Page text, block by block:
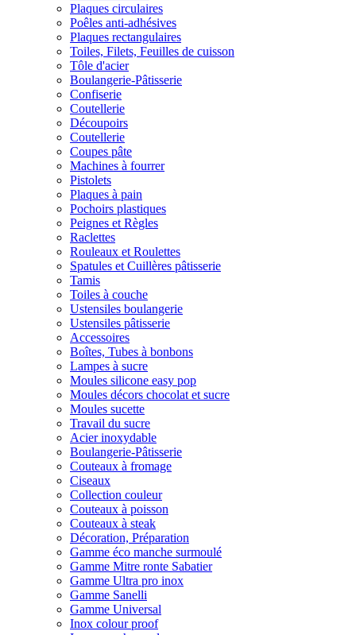
Plaques circulaires
Poêles anti-adhésives
Plaques rectangulaires
Toiles, Filets, Feuilles de cuisson
Tôle d'acier
Boulangerie-Pâtisserie
Confiserie
Coutellerie
Découpoirs
Coutellerie
Coupes pâte
Machines à fourrer
Pistolets
Plaques à pain
Pochoirs plastiques
Peignes et Règles
Raclettes
Rouleaux et Roulettes
Spatules et Cuillères pâtisserie
Tamis
Toiles à couche
Ustensiles boulangerie
Ustensiles pâtisserie
Accessoires
Boîtes, Tubes à bonbons
Lampes à sucre
Moules silicone easy pop
Moules décors chocolat et sucre
Moules sucette
Travail du sucre
Acier inoxydable
Boulangerie-Pâtisserie
Couteaux à fromage
Ciseaux
Collection couleur
Couteaux à poisson
Couteaux à steak
Décoration, Préparation
Gamme éco manche surmoulé
Gamme Mitre ronte Sabatier
Gamme Ultra pro inox
Gamme Sanelli
Gamme Universal
Inox colour proof